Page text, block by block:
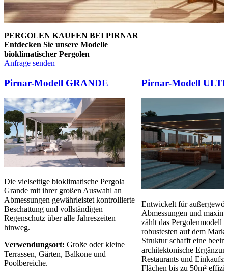
PERGOLEN KAUFEN BEI PIRNAR
Entdecken Sie unsere Modelle
bioklimatischer Pergolen
Anfrage senden
Pirnar-Modell GRANDE
Die vielseitige bioklimatische Pergola
Grande mit ihrer großen Auswahl an
Abmessungen gewährleistet kontrollierte
Beschattung und vollständigen
Regenschutz über alle Jahreszeiten
hinweg.
Verwendungsort: Große oder kleine
Terrassen, Gärten, Balkone und
Poolbereiche.
Pirnar-Modell
Entwickelt für
Abmessungen und
zählt das Pergolenmodell
robustesten auf dem
Struktur schafft eine
architektonische
Restaurants und
Flächen bis zu 50m²